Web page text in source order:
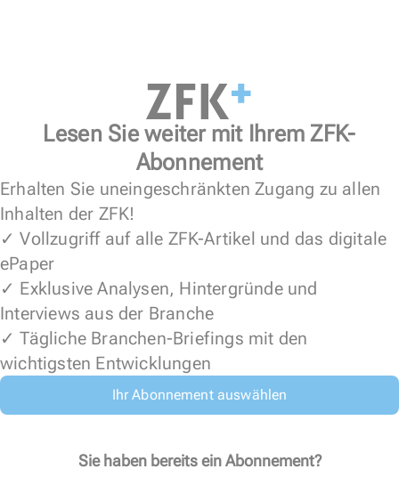
Lesen Sie weiter mit Ihrem ZFK-
Abonnement
Erhalten Sie uneingeschränkten Zugang zu allen
Inhalten der ZFK!
✓ Vollzugriff auf alle ZFK-Artikel und das digitale
ePaper
✓ Exklusive Analysen, Hintergründe und
Interviews aus der Branche
✓ Tägliche Branchen-Briefings mit den
wichtigsten Entwicklungen
Ihr Abonnement auswählen
Sie haben bereits ein Abonnement?